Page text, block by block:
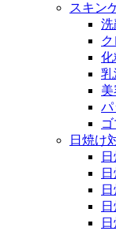
スキン
洗
化
乳
パ
日焼け